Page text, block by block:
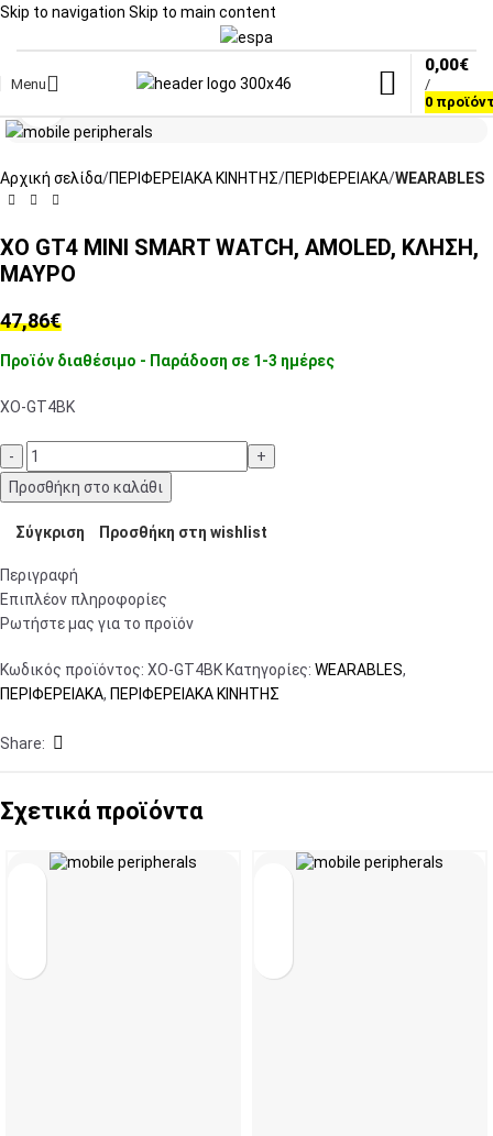
Skip to navigation Skip to main content
Menu
0
/
0,00€
Αρχική σελίδα ΠΕΡΙΦΕΡΕΙΑΚΑ ΚΙΝΗΤΗΣ ΠΕΡΙΦΕΡΕΙΑΚΑ WEARABLES
XO GT4 MINI SMART WATCH, AMOLED, ΚΛΗΣΗ,
ΜΑΥΡΟ
47,86€
Προϊόν διαθέσιμο - Παράδοση σε 1-3 ημέρες
XO-GT4BK
Προσθήκη στο καλάθι
Σύγκριση Προσθήκη στη wishlist
Περιγραφή
Επιπλέον πληροφορίες
Ρωτήστε μας για το προϊόν
Κωδικός προϊόντος: XO-GT4BKΚατηγορίες: WEARABLES,
ΠΕΡΙΦΕΡΕΙΑΚΑ, ΠΕΡΙΦΕΡΕΙΑΚΑ ΚΙΝΗΤΗΣ
Share:
Σχετικά προϊόντα